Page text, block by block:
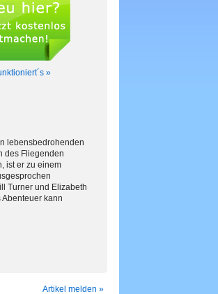
»
lebensbedrohenden
des Fliegenden
ist er zu einem
Turner und Elizabeth
kann
Artikel melden »